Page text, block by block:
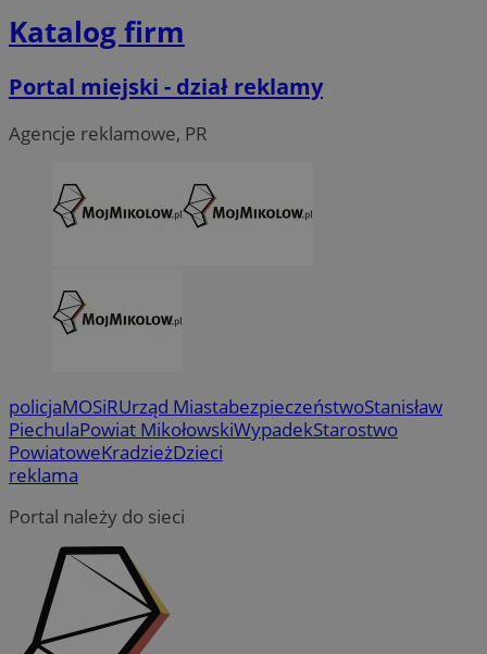
Katalog firm
Portal miejski - dział reklamy
Agencje reklamowe, PR
policjaMOSiRUrząd MiastabezpieczeństwoStanisław
PiechulaPowiat MikołowskiWypadekStarostwo
PowiatoweKradzieżDzieci
reklama
Portal należy do sieci